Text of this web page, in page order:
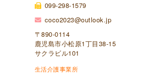
099-298-1579
coco2023@outlook.jp
〒890-0114
鹿児島市小松原1丁目38-15
サクラビル101
生活介護事業所